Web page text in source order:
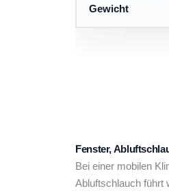
Gewicht
Fenster,
Bei einer mobilen
Abluftschlauch führt